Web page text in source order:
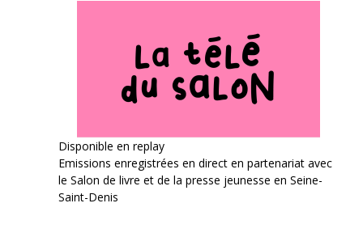
Disponible en replay
Emissions enregistrées en direct en partenariat avec
le Salon de livre et de la presse jeunesse en Seine-
Saint-Denis